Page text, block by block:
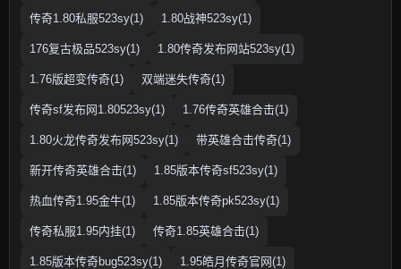
传奇1.80私服523sy(1) 1.80战神523sy(1)
176复古极品523sy(1) 1.80传奇发布网站523sy(1)
1.76版超变传奇(1) 双端迷失传奇(1)
传奇sf发布网1.80523sy(1) 1.76传奇英雄合击(1)
1.80火龙传奇发布网523sy(1) 带英雄合击传奇(1)
新开传奇英雄合击(1) 1.85版本传奇sf523sy(1)
热血传奇1.95金牛(1) 1.85版本传奇pk523sy(1)
传奇私服1.95内挂(1) 传奇1.85英雄合击(1)
1.85版本传奇bug523sy(1) 1.95皓月传奇官网(1)